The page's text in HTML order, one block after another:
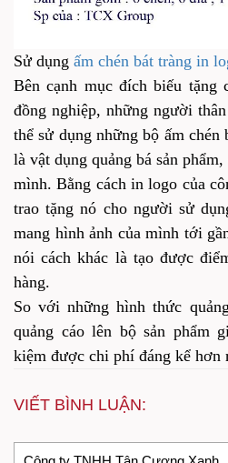
Sử dụng ấm chén bát tràng in
Bên cạnh mục đích biếu tặng
đồng nghiệp, những người
thể sử dụng những bộ ấm
là vật dụng quảng bá sản
mình. Bằng cách in logo của
trao tặng nó cho người sử
mang hình ảnh của mình tới
nói cách khác là tạo được
hàng.
So với những hình thức
quảng cáo lên bộ sản phẩm
kiệm được chi phí đáng kể hơn
VIẾT BÌNH LUẬN: